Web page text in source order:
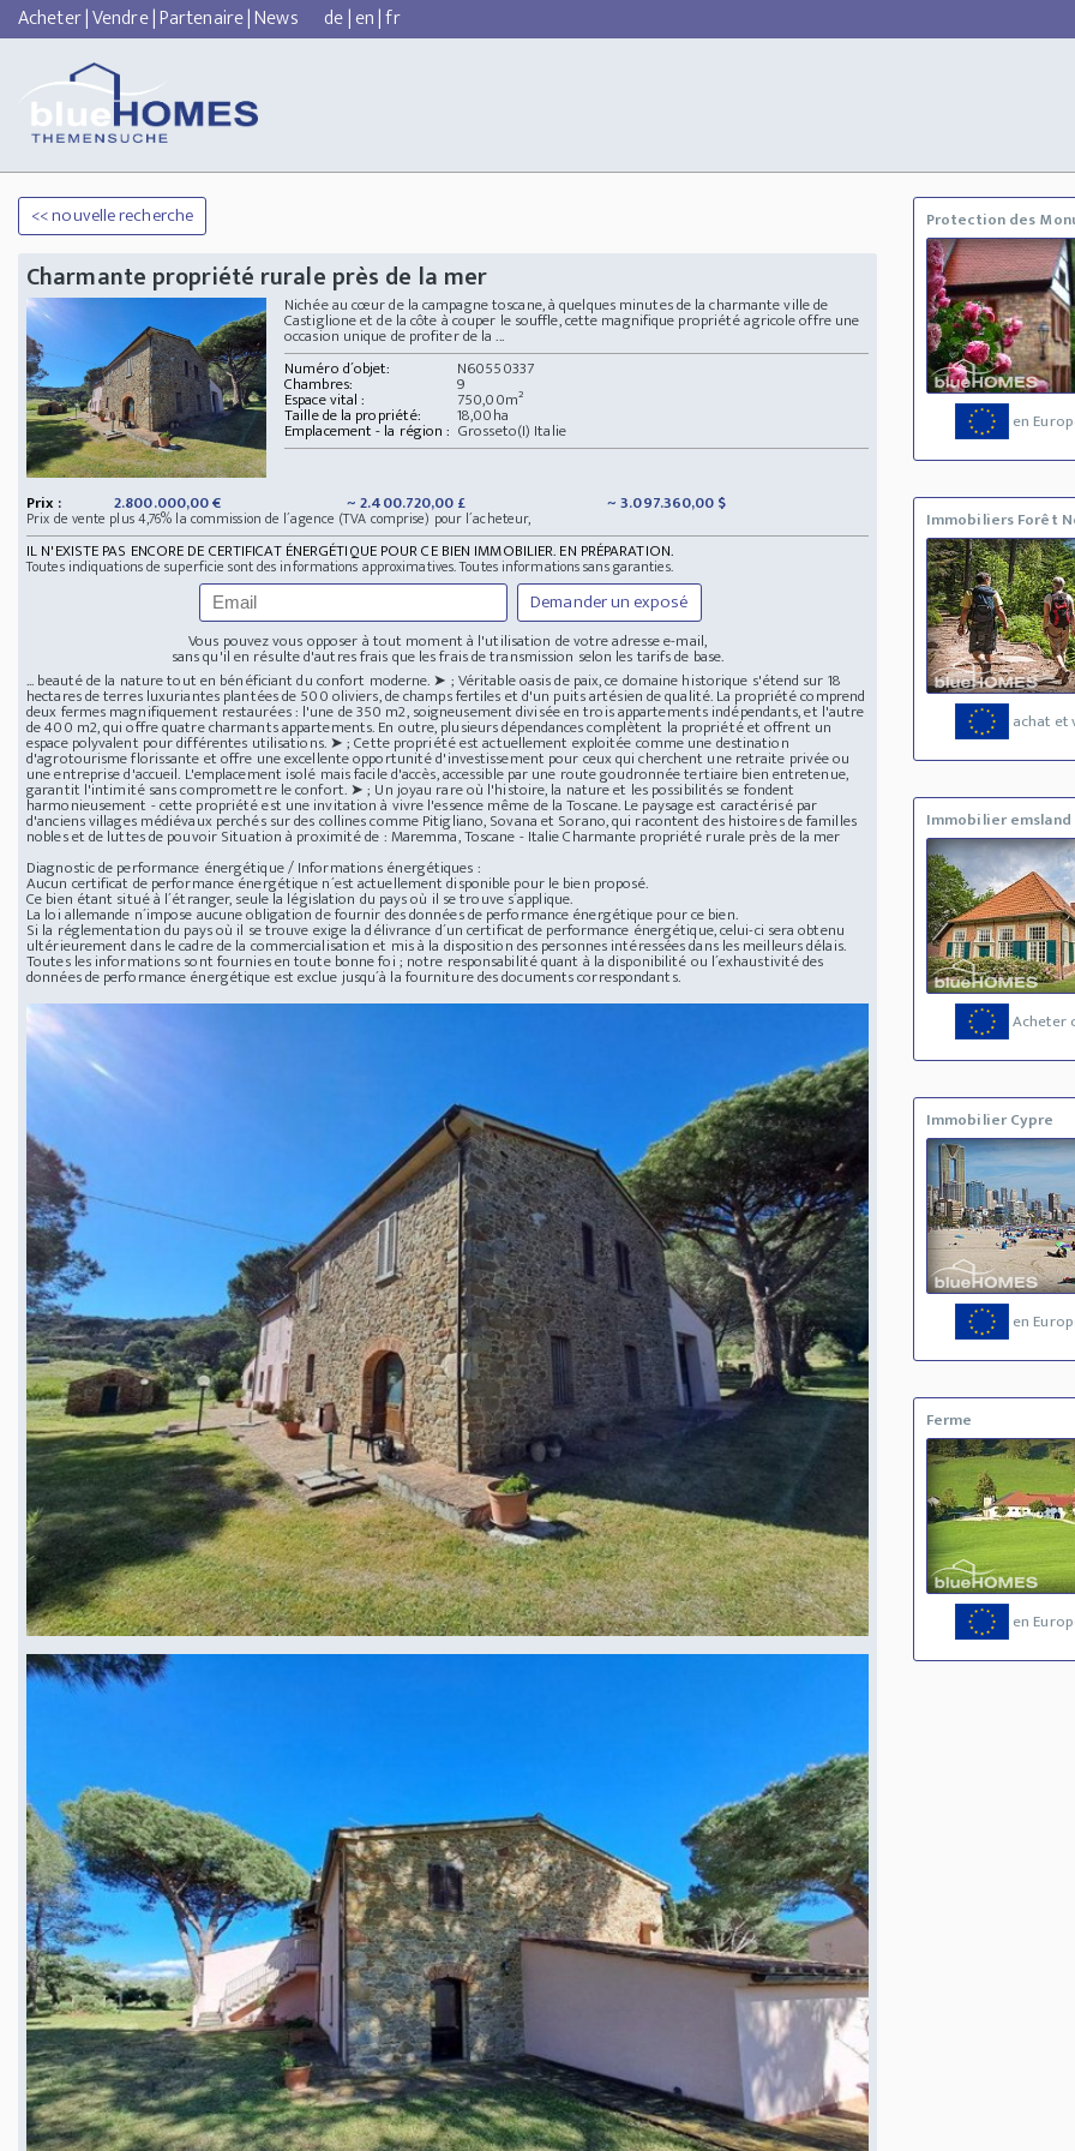
Acheter|Vendre|Partenaire|News de|en|fr
<< nouvelle recherche
Charmante propriété rurale près de la mer
Nichée au cœur de la campagne toscane, à quelques minutes de la charmante ville de
Castiglione et de la côte à couper le souffle, cette magnifique propriété agricole offre une
occasion unique de profiter de la ...
Numéro d´objet:
N60550337
Chambres: 9
Espace vital : 750,00m²
Taille de la propriété: 18,00ha
Emplacement - la région : Grosseto(I) Italie
Prix : 2.800.000,00 € ~ 2.400.720,00 £ ~ 3.097.360,00 $
Prix de vente plus 4,76% la commission de l´agence (TVA comprise) pour l´acheteur,
IL N'EXISTE PAS ENCORE DE CERTIFICAT ÉNERGÉTIQUE POUR CE BIEN IMMOBILIER. EN PRÉPARATION.
Toutes indiquations de superficie sont des informations approximatives. Toutes informations sans garanties.
Demander un exposé
Vous pouvez vous opposer à tout moment à l'utilisation de votre adresse e-mail,
sans qu'il en résulte d'autres frais que les frais de transmission selon les tarifs de base.
... beauté de la nature tout en bénéficiant du confort moderne. ➤ ; Véritable oasis de paix, ce domaine historique s'étend sur 18
hectares de terres luxuriantes plantées de 500 oliviers, de champs fertiles et d'un puits artésien de qualité. La propriété comprend
deux fermes magnifiquement restaurées : l'une de 350 m2, soigneusement divisée en trois appartements indépendants, et l'autre
de 400 m2, qui offre quatre charmants appartements. En outre, plusieurs dépendances complètent la propriété et offrent un
espace polyvalent pour différentes utilisations. ➤ ; Cette propriété est actuellement exploitée comme une destination
d'agrotourisme florissante et offre une excellente opportunité d'investissement pour ceux qui cherchent une retraite privée ou
une entreprise d'accueil. L'emplacement isolé mais facile d'accès, accessible par une route goudronnée tertiaire bien entretenue,
garantit l'intimité sans compromettre le confort. ➤ ; Un joyau rare où l'histoire, la nature et les possibilités se fondent
harmonieusement - cette propriété est une invitation à vivre l'essence même de la Toscane. Le paysage est caractérisé par
d'anciens villages médiévaux perchés sur des collines comme Pitigliano, Sovana et Sorano, qui racontent des histoires de familles
nobles et de luttes de pouvoir Situation à proximité de : Maremma, Toscane - Italie Charmante propriété rurale près de la mer
Diagnostic de performance énergétique / Informations énergétiques :
Aucun certificat de performance énergétique n´est actuellement disponible pour le bien proposé.
Ce bien étant situé à l´étranger, seule la législation du pays où il se trouve s´applique.
La loi allemande n´impose aucune obligation de fournir des données de performance énergétique pour ce bien.
Si la réglementation du pays où il se trouve exige la délivrance d´un certificat de performance énergétique, celui-ci sera obtenu
ultérieurement dans le cadre de la commercialisation et mis à la disposition des personnes intéressées dans les meilleurs délais.
Toutes les informations sont fournies en toute bonne foi ; notre responsabilité quant à la disponibilité ou l´exhaustivité des
données de performance énergétique est exclue jusqu´à la fourniture des documents correspondants.
Protection des
en
Immobiliers Forêt
achat et
Immobilier emsland
Acheter
Immobilier Cypre
en
Ferme
en